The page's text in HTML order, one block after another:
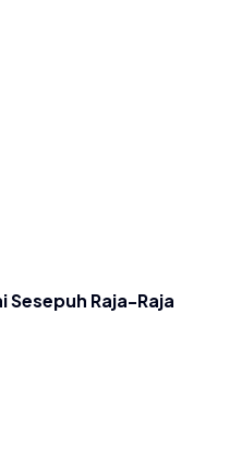
Raja-Raja